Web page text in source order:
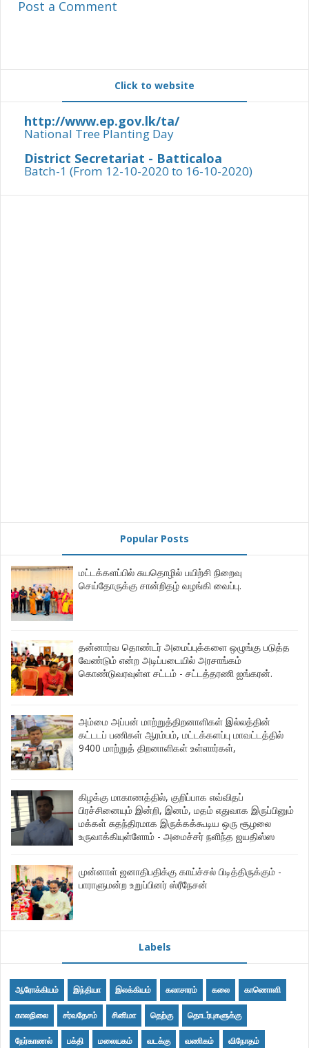
Post a Comment
Click to website
http://www.ep.gov.lk/ta/
National Tree Planting Day
District Secretariat - Batticaloa
Batch-1 (From 12-10-2020 to 16-10-2020)
Popular Posts
மட்டக்களப்பில் சுயதொழில் பயிற்சி நிறைவு
செய்தோருக்கு சான்றிதழ் வழங்கி வைப்பு.
தன்னார்வ தொண்டர் அமைப்புக்களை ஒழுங்கு படுத்த
வேண்டும் என்ற அடிப்படையில் அரசாங்கம்
கொண்டுவரவுள்ள சட்டம் - சட்டத்தரணி ஐங்கரன்.
அம்மை அப்பன் மாற்றுத்திறனாளிகள் இல்லத்தின்
கட்டடப் பணிகள் ஆரம்பம், மட்டக்களப்பு மாவட்டத்தில்
9400 மாற்றுத் திறனாளிகள் உள்ளார்கள்,
கிழக்கு மாகாணத்தில், குறிப்பாக எவ்விதப்
பிரச்சினையும் இன்றி, இனம், மதம் எதுவாக இருப்பினும்
மக்கள் சுதந்திரமாக இருக்கக்கூடிய ஒரு சூழலை
உருவாக்கியுள்ளோம் - அமைச்சர் நளிந்த ஜயதிஸ்ஸ
முன்னாள் ஜனாதிபதிக்கு காய்ச்சல் பிடித்திருக்கும் -
பாராளுமன்ற உறுப்பினர் ஸ்ரீநேசன்
Labels
ஆரோக்கியம் இந்தியா இலக்கியம் கலாசாரம் கலை காணொளி
காலநிலை சர்வதேசம் சினிமா தெற்கு தொடர்புகளுக்கு
நேர்காணல் பக்தி மலையகம் வடக்கு வணிகம் விநோதம்